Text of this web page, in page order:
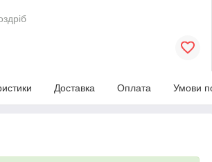
Доставка Оплата Умови